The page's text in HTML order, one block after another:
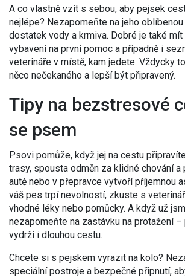
A co vlastně vzít s sebou, aby pejsek
nejlépe? Nezapomeňte na jeho oblíbenou
dostatek vody a krmiva. Dobré je také
vybavení na první pomoc a případně i
veterináře v místě, kam jedete. Vždycky
něco nečekaného a lepší být připravený.
Tipy na bezstresové
se psem
Psovi pomůže, když jej na cestu
trasy, spousta odměn za klidné chování
autě nebo v přepravce vytvoří příjemnou
váš pes trpí nevolností, zkuste s
vhodné léky nebo pomůcky. A když už
nezapomeňte na zastávku na protažení
vydrží i dlouhou cestu.
Chcete si s pejskem vyrazit na kolo?
speciální postroje a bezpečné připnutí,